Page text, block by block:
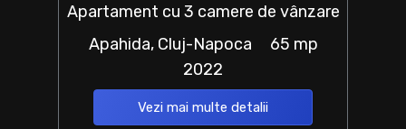
Apartament cu 3 camere de vânzare
Apahida, Cluj-Napoca
65 mp
2022
Vezi mai multe detalii